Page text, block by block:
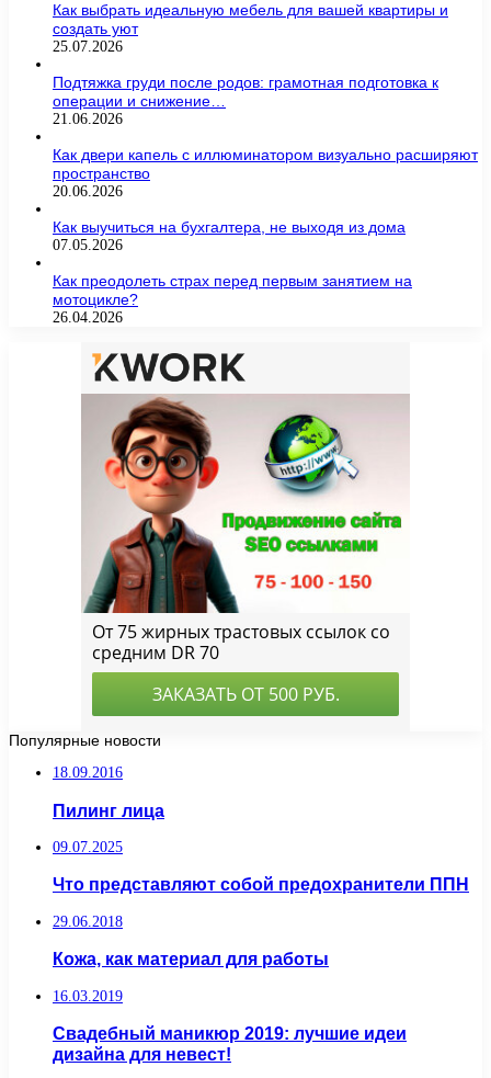
Как выбрать идеальную мебель для вашей квартиры и
создать уют
25.07.2026
Подтяжка груди после родов: грамотная подготовка к
операции и снижение…
21.06.2026
Как двери капель с иллюминатором визуально расширяют
пространство
20.06.2026
Как выучиться на бухгалтера, не выходя из дома
07.05.2026
Как преодолеть страх перед первым занятием на
мотоцикле?
26.04.2026
Популярные новости
18.09.2016
Пилинг лица
09.07.2025
Что представляют собой предохранители ППН
29.06.2018
Кожа, как материал для работы
16.03.2019
Свадебный маникюр 2019: лучшие идеи
дизайна для невест!